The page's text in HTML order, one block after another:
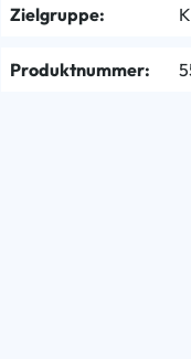
Zielgruppe:
Produktnummer: